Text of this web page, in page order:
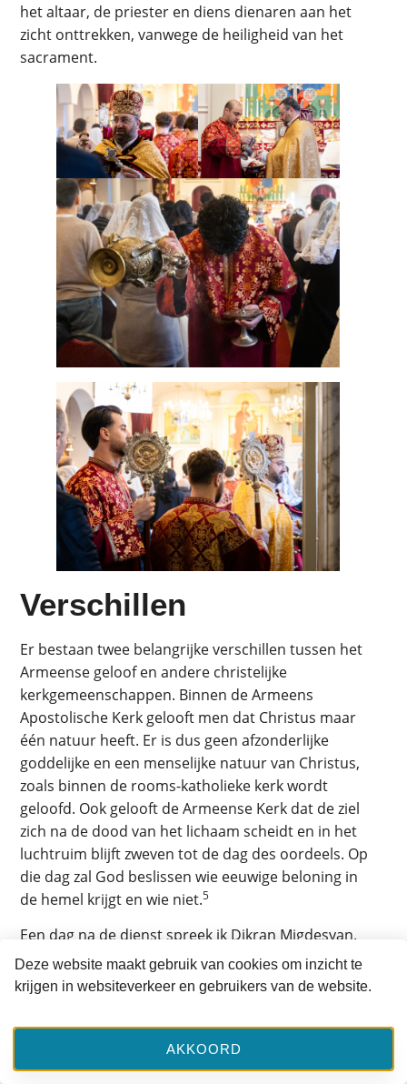
het altaar, de priester en diens dienaren aan het
zicht onttrekken, vanwege de heiligheid van het
sacrament.
Verschillen
Er bestaan twee belangrijke verschillen tussen het
Armeense geloof en andere christelijke
kerkgemeenschappen. Binnen de Armeens
Apostolische Kerk gelooft men dat Christus maar
één natuur heeft. Er is dus geen afzonderlijke
goddelijke en een menselijke natuur van Christus,
zoals binnen de rooms-katholieke kerk wordt
geloofd. Ook gelooft de Armeense Kerk dat de ziel
zich na de dood van het lichaam scheidt en in het
luchtruim blijft zweven tot de dag des oordeels. Op
die dag zal God beslissen wie eeuwige beloning in
de hemel krijgt en wie niet.5
Een dag na de dienst spreek ik Dikran Migdesyan.
Hij is directeur van de Stichting Armeens
Apostolische Kerk. Migdesyan (1961) is geboren in
vader bracht me naar Amsterdam en liet me hier
achter,’ zegt hij. ‘In Turkije raakte ik betrokken bij
links activistische, separatistische kringen. Ik zou
Deze website maakt gebruik van cookies om inzicht te
krijgen in websiteverkeer en gebruikers van de website.
AKKOORD